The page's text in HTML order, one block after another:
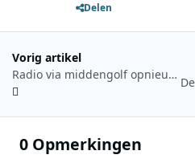
Delen
Vorig artikel
Radio via middengolf opnieuw in beeld in Noorwegen
0 Opmerkingen